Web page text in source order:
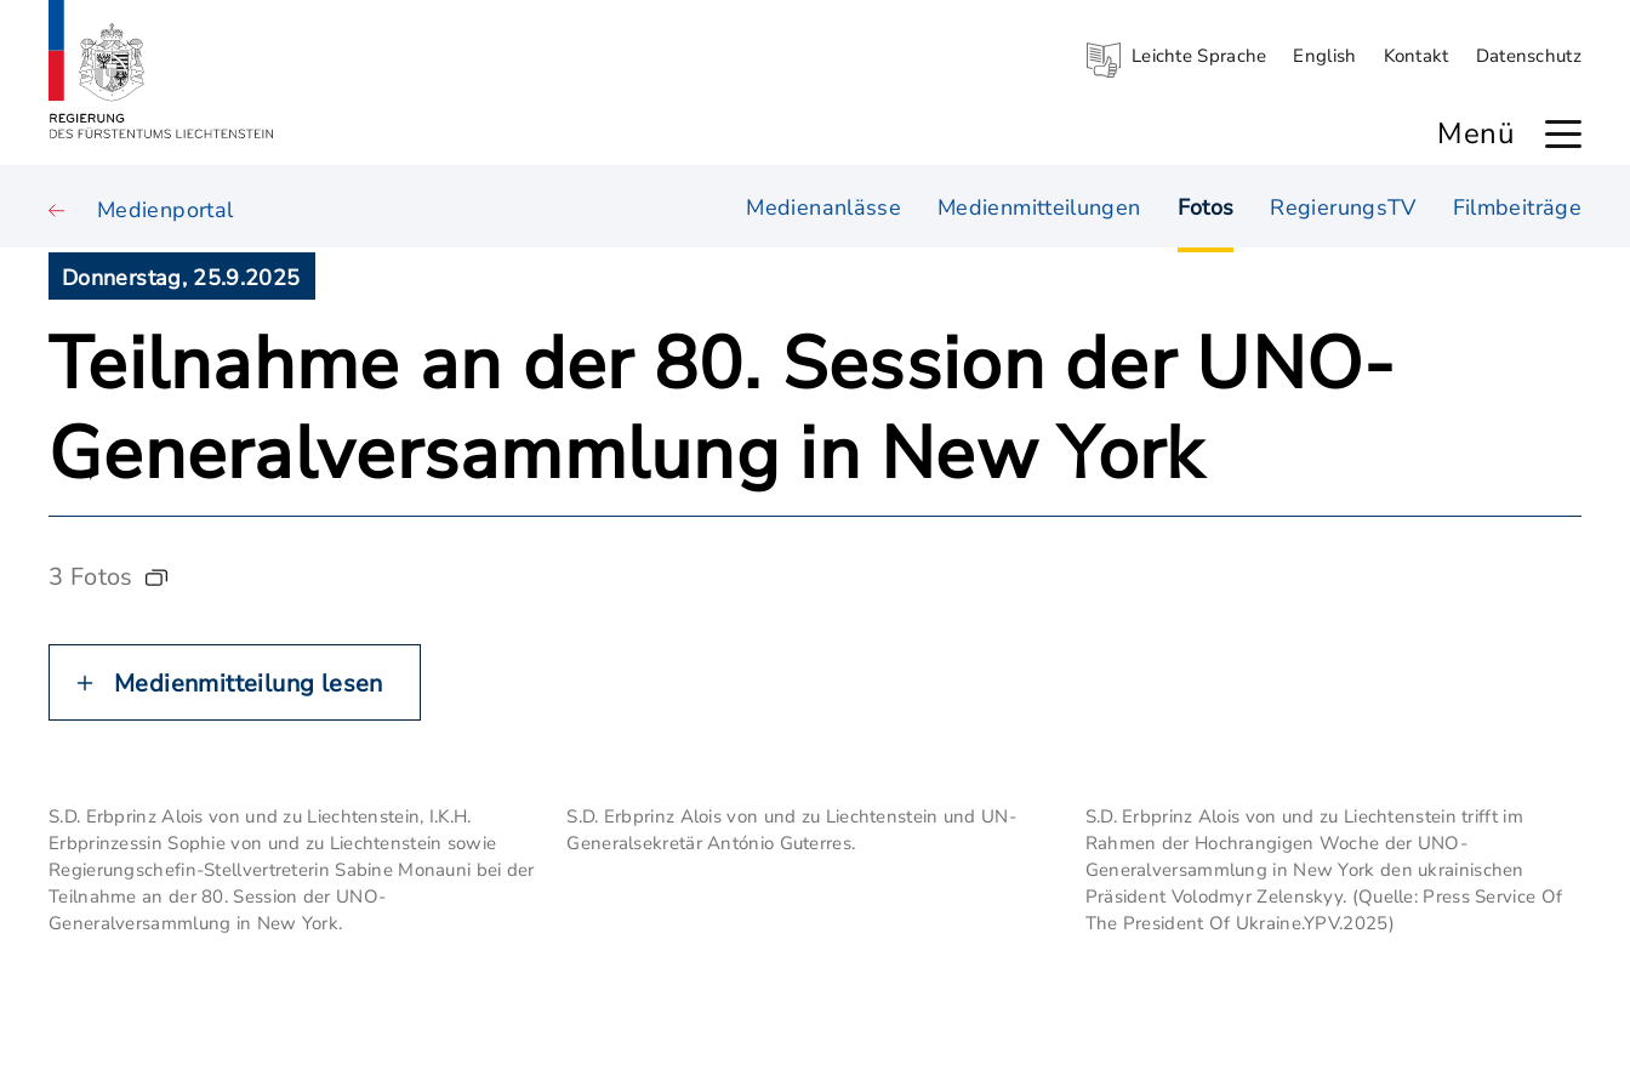
Leichte Sprache English Kontakt Datenschutz
Menü
Medienportal Medienanlässe Medienmitteilungen Fotos RegierungsTV Filmbeiträge
Donnerstag, 25.9.2025
Teilnahme an der 80. Session der UNO-
Generalversammlung in New York
3 Fotos
Medienmitteilung lesen
S.D. Erbprinz Alois von und zu Liechtenstein, I.K.H.
Erbprinzessin Sophie von und zu Liechtenstein sowie
Regierungschefin-Stellvertreterin Sabine Monauni bei der
Teilnahme an der 80. Session der UNO-
Generalversammlung in New York.
S.D. Erbprinz Alois von und zu Liechtenstein und UN-
Generalsekretär António Guterres.
S.D. Erbprinz Alois von und zu Liechtenstein trifft im
Rahmen der Hochrangigen Woche der UNO-
Generalversammlung in New York den ukrainischen
Präsident Volodmyr Zelenskyy. (Quelle: Press Service Of
The President Of Ukraine.YPV.2025)